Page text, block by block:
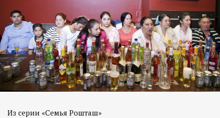
Из серии «Семья Рошташ»